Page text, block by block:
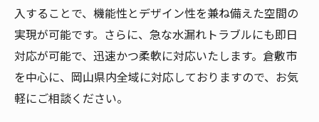
入することで、機能性とデザイン性を兼ね備えた空間の
実現が可能です。さらに、急な水漏れトラブルにも即日
対応が可能で、迅速かつ柔軟に対応いたします。倉敷市
を中心に、岡山県内全域に対応しておりますので、お気
軽にご相談ください。